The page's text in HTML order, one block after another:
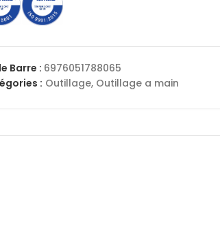
Barre : 6976051788065
: Outillage, Outillage a main